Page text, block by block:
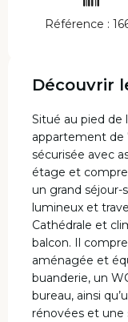
Référence :
Découvrir
Situé au pied de
appartement de
sécurisée avec
étage et
un grand séjour-
lumineux et
Cathédrale et
balcon. Il
aménagée et
buanderie, un
bureau, ainsi
rénovées et une